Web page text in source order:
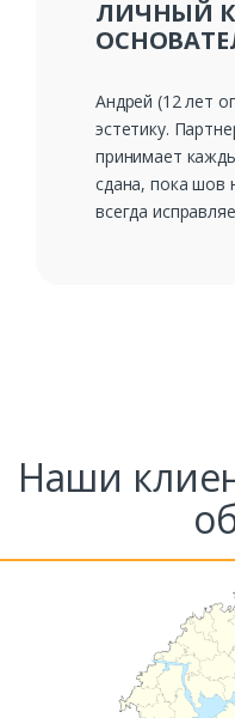
ЛИЧНЫЙ
Андрей (12 лет
эстетику.
принимает
сдана, пока шов
всегда
Наши